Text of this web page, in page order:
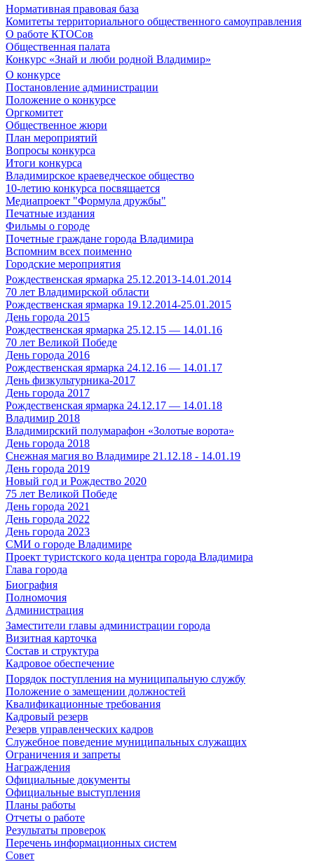
Нормативная правовая база
Комитеты территориального общественного самоуправления
О работе КТОСов
Общественная палата
Конкурс «Знай и люби родной Владимир»
О конкурсе
Постановление администрации
Положение о конкурсе
Оргкомитет
Общественное жюри
План мероприятий
Вопросы конкурса
Итоги конкурса
Владимирское краеведческое общество
10-летию конкурса посвящается
Медиапроект "Формула дружбы"
Печатные издания
Фильмы о городе
Почетные граждане города Владимира
Вспомним всех поименно
Городские мероприятия
Рождественская ярмарка 25.12.2013-14.01.2014
70 лет Владимирской области
Рождественская ярмарка 19.12.2014-25.01.2015
День города 2015
Рождественская ярмарка 25.12.15 — 14.01.16
70 лет Великой Победе
День города 2016
Рождественская ярмарка 24.12.16 — 14.01.17
День физкультурника-2017
День города 2017
Рождественская ярмарка 24.12.17 — 14.01.18
Владимир 2018
Владимирский полумарафон «Золотые ворота»
День города 2018
Снежная магия во Владимире 21.12.18 - 14.01.19
День города 2019
Новый год и Рождество 2020
75 лет Великой Победе
День города 2021
День города 2022
День города 2023
СМИ о городе Владимире
Проект туристского кода центра города Владимира
Глава города
Биография
Полномочия
Администрация
Заместители главы администрации города
Визитная карточка
Состав и структура
Кадровое обеспечение
Порядок поступления на муниципальную службу
Положение о замещении должностей
Квалификационные требования
Кадровый резерв
Резерв управленческих кадров
Служебное поведение муниципальных служащих
Ограничения и запреты
Награждения
Официальные документы
Официальные выступления
Планы работы
Отчеты о работе
Результаты проверок
Перечень информационных систем
Совет